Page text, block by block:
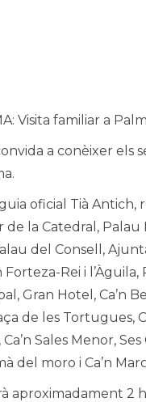
Visita familiar a
a conèixer els
oficial Tià Antich,
de la Catedral, Palau
del Consell,
Forteza-Rei i l’Àguila,
Gran Hotel, Ca’n
de les Tortugues,
Sales Menor, Ses
del moro i Ca’n
aproximadament 2